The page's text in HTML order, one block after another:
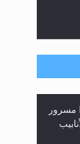
عليه
مسرور